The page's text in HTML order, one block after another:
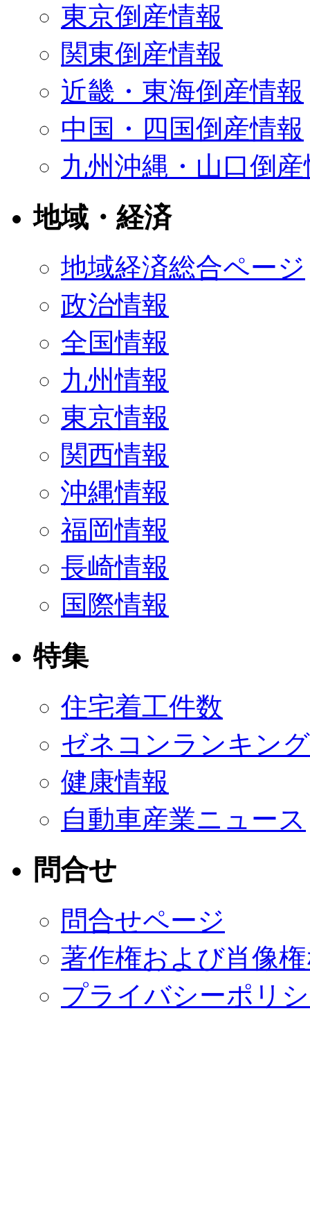
東京倒産情報
関東倒産情報
近畿・東海倒産情報
中国・四国倒産情報
九州沖縄・山口倒
地域・経済
地域経済総合ページ
政治情報
全国情報
九州情報
東京情報
関西情報
沖縄情報
福岡情報
長崎情報
国際情報
特集
住宅着工件数
ゼネコンランキング
健康情報
自動車産業ニュース
問合せ
問合せページ
著作権および肖像
プライバシーポリ